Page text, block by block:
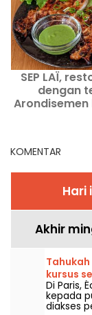
SEP LAÏ,
dengan
Arondisemen
KOMENTAR
Hari
Akhir
kursus
Di Paris,
kepada
diakses